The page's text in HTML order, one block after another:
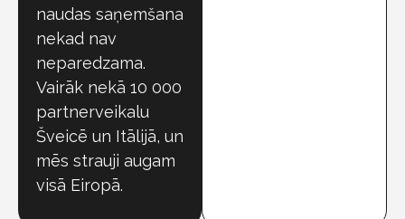
naudas saņemšana
nekad nav
neparedzama.
Vairāk nekā 10 000
partnerveikalu
Šveicē un Itālijā, un
mēs strauji augam
visā Eiropā.